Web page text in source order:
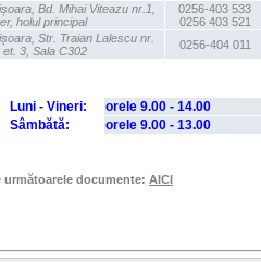
Bd. Mihai Viteazu nr.1,
holul principal
0256-403 533
0256 403 521
Str. Traian Lalescu nr.
et. 3, Sala C302
0256-404 011
Luni - Vineri:
orele 9.00 - 14.00
Sâmbătă:
orele 9.00 - 13.00
următoarele documente: AICI